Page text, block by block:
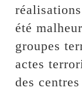
été
groupes
actes
des